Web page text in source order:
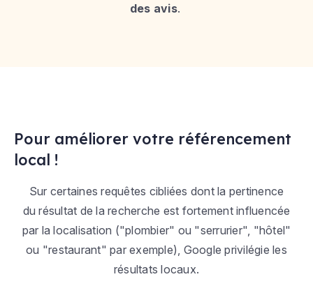
des avis.
Pour améliorer votre référencement
local !
Sur certaines requêtes cibliées dont la pertinence
du résultat de la recherche est fortement influencée
par la localisation ("plombier" ou "serrurier", "hôtel"
ou "restaurant" par exemple), Google privilégie les
résultats locaux.